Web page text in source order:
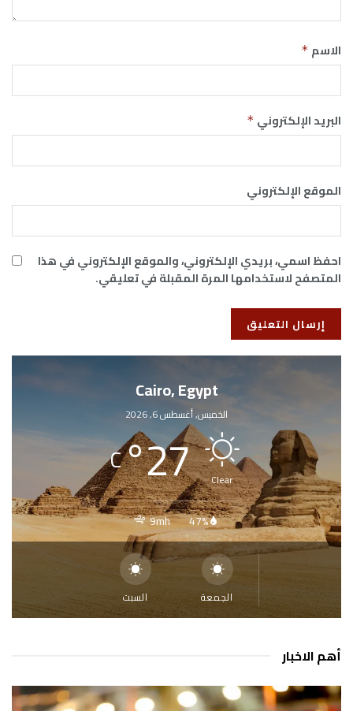
الاسم *
البريد الإلكتروني *
الموقع الإلكتروني
احفظ اسمي، بريدي الإلكتروني، والموقع الإلكتروني في هذا
المتصفح لاستخدامها المرة المقبلة في تعليقي.
Cairo, Egypt
الخميس, أغسطس 6, 2026
Clear
27
°
C
47%
9mh
الجمعة السبت
أهم الاخبار